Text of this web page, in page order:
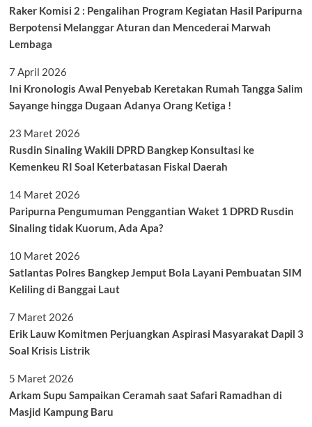
Raker Komisi 2 : Pengalihan Program Kegiatan Hasil Paripurna
Berpotensi Melanggar Aturan dan Mencederai Marwah
Lembaga
7 April 2026
Ini Kronologis Awal Penyebab Keretakan Rumah Tangga Salim
Sayange hingga Dugaan Adanya Orang Ketiga !
23 Maret 2026
Rusdin Sinaling Wakili DPRD Bangkep Konsultasi ke
Kemenkeu RI Soal Keterbatasan Fiskal Daerah
14 Maret 2026
Paripurna Pengumuman Penggantian Waket 1 DPRD Rusdin
Sinaling tidak Kuorum, Ada Apa?
10 Maret 2026
Satlantas Polres Bangkep Jemput Bola Layani Pembuatan SIM
Keliling di Banggai Laut
7 Maret 2026
Erik Lauw Komitmen Perjuangkan Aspirasi Masyarakat Dapil 3
Soal Krisis Listrik
5 Maret 2026
Arkam Supu Sampaikan Ceramah saat Safari Ramadhan di
Masjid Kampung Baru